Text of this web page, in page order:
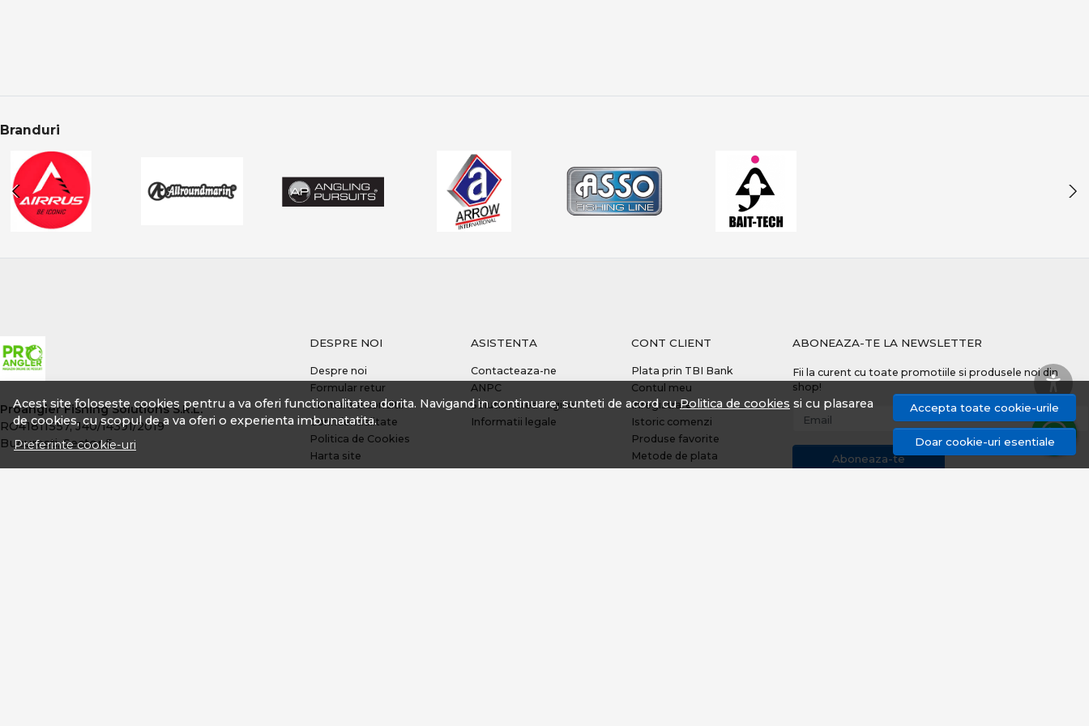
eliberarea corectă asigură sustenabilitatea
Categoria Crap din PRO ANGLER include produse care respectă aceste principii.
Categoria Crap în oferta PRO ANGLER
Pescuitul la crap înseamnă echilibru între putere, control și precizie. Alegerea echipamentelor potrivite îți oferă încredere, eficiență și
Acest site foloseste cookies pentru a va oferi functionalitatea dorita. Navigand in continuare, sunteti de acord cuPolitica de cookies si cu plasarea
de cookies, cu scopul de a va oferi o experienta imbunatatita.
Preferinte cookie-uri
Accepta toate cookie-urile
Doar cookie-uri esentiale
Branduri
Proangler Fishing Solutions S.R.L.
RO41811557, J40/14391/2019
Bucuresti, Sector 5
DESPRE NOI
Despre noi
Formular retur
Termeni si conditii
Confidentialitate
Politica de Cookies
Harta site
ASISTENTA
Contacteaza-ne
ANPC
Solutionarea litigiilor
Informatii legale
CONT CLIENT
Plata prin TBI Bank
Contul meu
Inregistrare
Istoric comenzi
Produse favorite
Metode de plata
ABONEAZA-TE LA NEWSLETTER
Fii la curent cu toate promotiile si produsele noi din
shop!
Email
Aboneaza-te